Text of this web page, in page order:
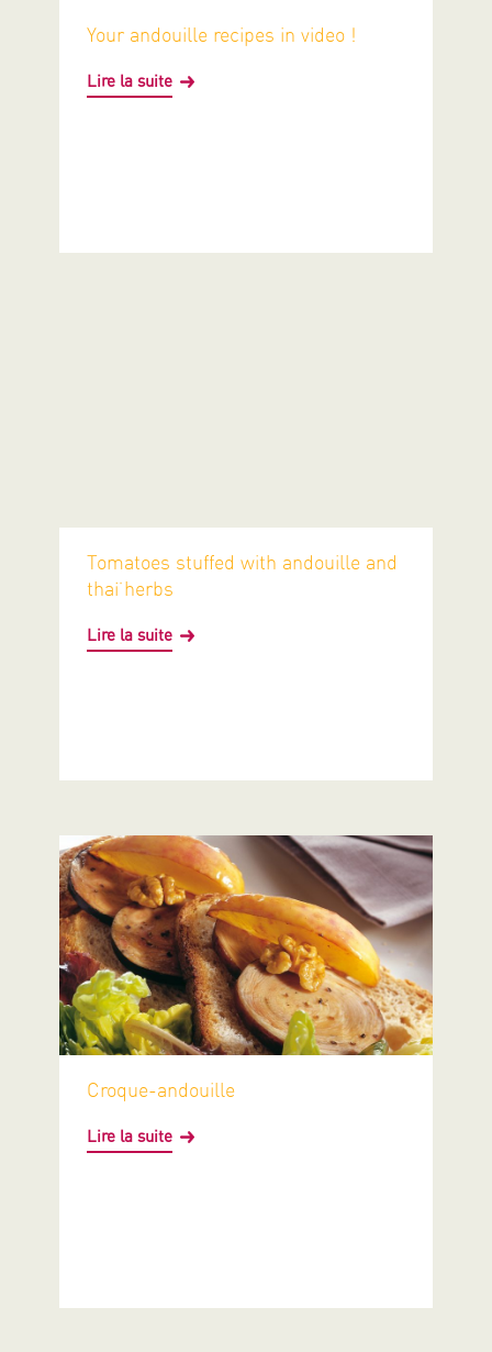
Your andouille recipes in video !
Lire la suite
Tomatoes stuffed with andouille and
thaï herbs
Lire la suite
Croque-andouille
Lire la suite